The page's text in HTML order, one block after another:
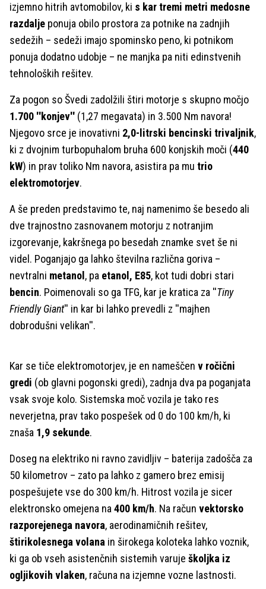
izjemno hitrih avtomobilov, ki s kar tremi metri medosne
razdalje ponuja obilo prostora za potnike na zadnjih
sedežih – sedeži imajo spominsko peno, ki potnikom
ponuja dodatno udobje – ne manjka pa niti edinstvenih
tehnoloških rešitev.
Za pogon so Švedi zadolžili štiri motorje s skupno močjo
1.700 ''konjev'' (1,27 megavata) in 3.500 Nm navora!
Njegovo srce je inovativni 2,0-litrski bencinski trivaljnik,
ki z dvojnim turbopuhalom bruha 600 konjskih moči (440
kW) in prav toliko Nm navora, asistira pa mu trio
elektromotorjev.
A še preden predstavimo te, naj namenimo še besedo ali
dve trajnostno zasnovanem motorju z notranjim
izgorevanje, kakršnega po besedah znamke svet še ni
videl. Poganjajo ga lahko številna različna goriva –
nevtralni metanol , pa etanol, E85, kot tudi dobri stari
bencin. Poimenovali so ga TFG, kar je kratica za ''Tiny
Friendly Giant'' in kar bi lahko prevedli z ''majhen
dobrodušni velikan''.
Kar se tiče elektromotorjev, je en nameščen v ročični
gredi (ob glavni pogonski gredi), zadnja dva pa poganjata
vsak svoje kolo. Sistemska moč vozila je tako res
neverjetna, prav tako pospešek od 0 do 100 km/h, ki
znaša 1,9 sekunde.
Doseg na elektriko ni ravno zavidljiv – baterija zadošča za
50 kilometrov – zato pa lahko z gamero brez emisij
pospešujete vse do 300 km/h. Hitrost vozila je sicer
elektronsko omejena na 400 km/h. Na račun vektorsko
razporejenega navora, aerodinamičnih rešitev,
štirikolesnega volana in širokega koloteka lahko voznik,
ki ga ob vseh asistenčnih sistemih varuje školjka iz
ogljikovih vlaken, računa na izjemne vozne lastnosti.